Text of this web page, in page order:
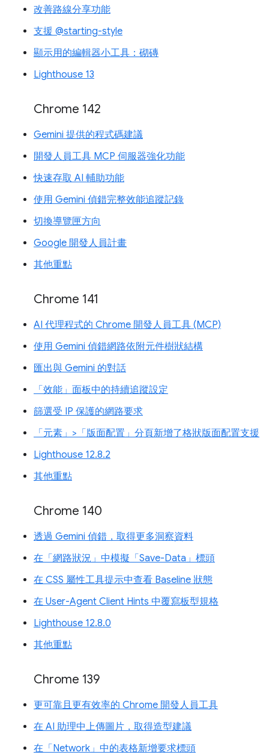
改善路線分享功能
支援 @starting-style
顯示用的編輯器小工具：砌磚
Lighthouse 13
Chrome 142
Gemini 提供的程式碼建議
開發人員工具 MCP 伺服器強化功能
快速存取 AI 輔助功能
使用 Gemini 偵錯完整效能追蹤記錄
切換導覽匣方向
Google 開發人員計畫
其他重點
Chrome 141
AI 代理程式的 Chrome 開發人員工具 (MCP)
使用 Gemini 偵錯網路依附元件樹狀結構
匯出與 Gemini 的對話
「效能」面板中的持續追蹤設定
篩選受 IP 保護的網路要求
「元素」>「版面配置」分頁新增了格狀版面配置支援
Lighthouse 12.8.2
其他重點
Chrome 140
透過 Gemini 偵錯，取得更多洞察資料
在「網路狀況」中模擬「Save-Data」標頭
在 CSS 屬性工具提示中查看 Baseline 狀態
在 User-Agent Client Hints 中覆寫板型規格
Lighthouse 12.8.0
其他重點
Chrome 139
更可靠且更有效率的 Chrome 開發人員工具
在 AI 助理中上傳圖片，取得造型建議
在「Network」中的表格新增要求標頭